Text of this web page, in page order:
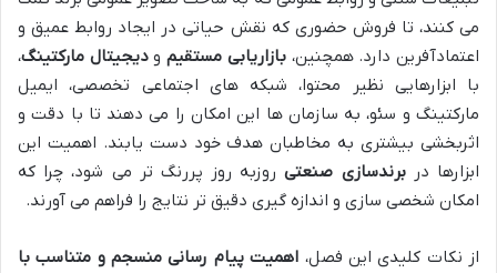
می کنند، تا فروش حضوری که نقش حیاتی در ایجاد روابط عمیق و
اعتمادآفرین دارد. همچنین،بازاریابی مستقیمودیجیتال مارکتینگ،
با ابزارهایی نظیر محتوا، شبکه های اجتماعی تخصصی، ایمیل
مارکتینگ و سئو، به سازمان ها این امکان را می دهند تا با دقت و
اثربخشی بیشتری به مخاطبان هدف خود دست یابند. اهمیت این
ابزارها دربرندسازی صنعتیروزبه روز پررنگ تر می شود، چرا که
امکان شخصی سازی و اندازه گیری دقیق تر نتایج را فراهم می آورند.
از نکات کلیدی این فصل، اهمیت پیام رسانی منسجم و متناسب با